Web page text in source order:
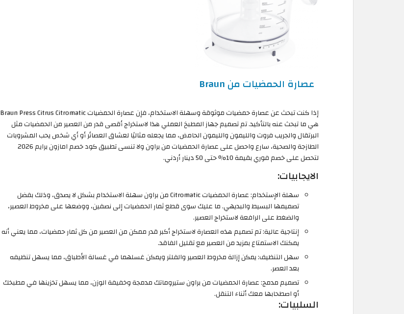
عصارة الحمضيات من Braun
إذا كنت تبحث عن عصارة حمضيات موثوقة وسهلة الاستخدام، فإن عصارة الحمضيات Braun Press Citrus Citromatic
هي ما تبحث عنه بالتأكيد. تم تصميم جهاز المطبخ العملي هذا لاستخراج أقصى قدر من العصير من الحمضيات مثل
البرتقال والجريب فروت والليمون والليمون الحامض، مما يجعله مثاليًا لعشاق العصائر أو أي شخص يحب المشروبات
الطازجة والصحية، سارع واحصل على عصارة الحمضيات من براون ولا تنسى تطبيق كود خصم امازون برايم 2026
لتحصل على خصم فوري بقيمة 10% حتى 50 دينار أردني.
الايجابيات:
سهلة الإستخدام: عصارة الحمضيات Citromatic من براون سهلة الاستخدام بشكل لا يصدق، وذلك بفضل
تصميمها البسيط والبديهي. ما عليك سوى قطع ثمار الحمضيات إلى نصفين، ووضعها على مخروط العصير،
والضغط على الرافعة لاستخراج العصير.
إنتاجية عالية: تم تصميم هذه العصارة لاستخراج أكبر قدر ممكن من العصير من كل ثمار حمضيات، مما يعني أنه
يمكنك الاستمتاع بمزيد من العصير مع تقليل الفاقد.
سهل التنظيف: يمكن إزالة مخروط العصير والفلتر ويمكن غسلهما في غسالة الأطباق، مما يسهل تنظيفه
بعد العصر.
تصميم مدمج: عصارة الحمضيات من براون ستيروماتك مدمجة وخفيفة الوزن، مما يسهل تخزينها في مطبخك
أو اصطحابها معك أثناء التنقل.
السلبيات: